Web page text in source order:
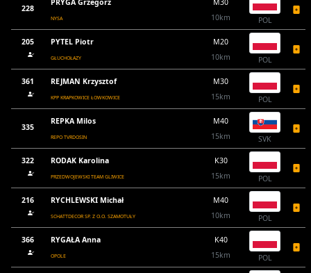
228
PRYGA Grzegorz
NYSA
M30
10km
POL
205 PYTEL Piotr
GŁUCHOŁAZY
M20
10km
POL
361 REJMAN Krzysztof
KPP KRAPKOWICE ŁOWKOWICE
M30
15km
POL
335
REPKA Milos
REPO TVRDOSIN
M40
15km
SVK
322 RODAK Karolina
PRZEDWOJEWSKI TEAM GLIWICE
K30
15km
POL
216 RYCHLEWSKI Michał
SCHATTDECOR SP. Z O.O. SZAMOTUŁY
M40
10km
POL
366 RYGAŁA Anna
OPOLE
K40
15km
POL